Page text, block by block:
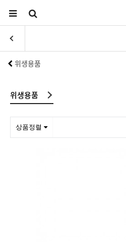
위생용품
위생용품
상품정렬